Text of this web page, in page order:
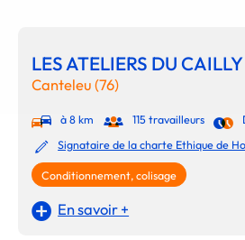
LES ATELIERS DU CAILLY
Canteleu (76)
à 8 km 115 travailleurs
Signataire de la charte Ethique de
Conditionnement, colisage
En savoir +